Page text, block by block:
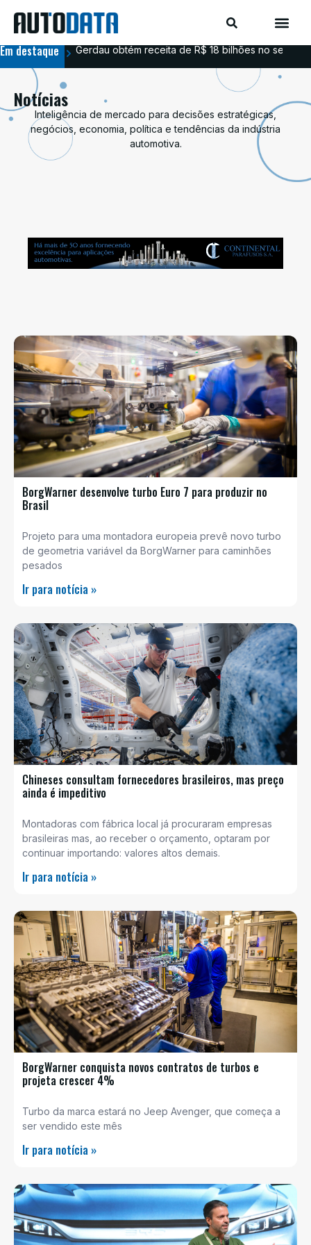
Em destaque Gerdau obtém receita de R$ 18 bilhões no
Notícias
Inteligência de mercado para decisões estratégicas,
negócios, economia, política e tendências da indústria
automotiva.
BorgWarner desenvolve turbo Euro 7 para produzir no
Brasil
Projeto para uma montadora europeia prevê novo turbo
de geometria variável da BorgWarner para caminhões
pesados
Ir para notícia »
Chineses consultam fornecedores brasileiros, mas preço
ainda é impeditivo
Montadoras com fábrica local já procuraram empresas
brasileiras mas, ao receber o orçamento, optaram por
continuar importando: valores altos demais.
Ir para notícia »
BorgWarner conquista novos contratos de turbos e
projeta crescer 4%
Turbo da marca estará no Jeep Avenger, que começa a
ser vendido este mês
Ir para notícia »